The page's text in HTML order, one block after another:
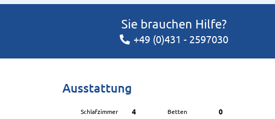
Sie brauchen Hilfe?
+49 (0)431 - 2597030
Ausstattung
Schlafzimmer 4 Betten 0